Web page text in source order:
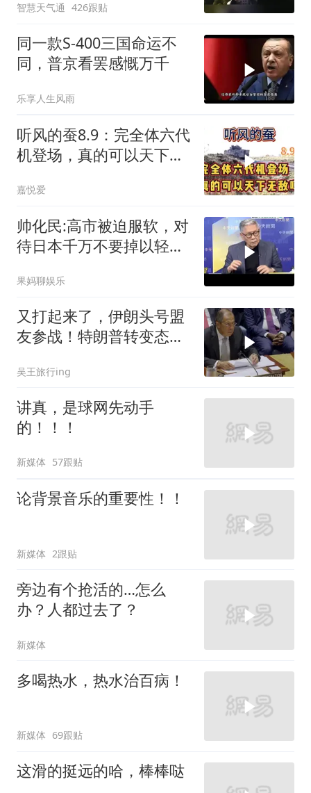
的关头
智慧天气通 426跟贴
同一款S-400三国命运不
同，普京看罢感慨万千
乐享人生风雨
听风的蚕8.9：完全体六代
机登场，真的可以天下无
嘉悦爱
帅化民:高市被迫服软，对
待日本千万不要掉以轻
果妈聊娱乐
又打起来了，伊朗头号盟
友参战！特朗普转变态
吴王旅行ing
讲真，是球网先动手
的！！！
新媒体 57跟贴
论背景音乐的重要性！！
新媒体 2跟贴
旁边有个抢活的…怎么
办？人都过去了？
新媒体
多喝热水，热水治百病！
新媒体 69跟贴
这滑的挺远的哈，棒棒哒